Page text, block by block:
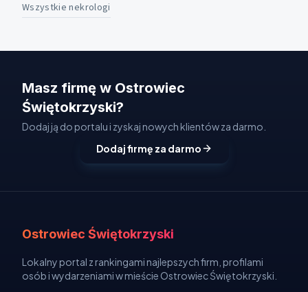
Wszystkie nekrologi
Masz firmę w Ostrowiec
Świętokrzyski?
Dodaj ją do portalu i zyskaj nowych klientów za darmo.
Dodaj firmę za darmo
Ostrowiec Świętokrzyski
Lokalny portal z rankingami najlepszych firm, profilami
osób i wydarzeniami w mieście Ostrowiec Świętokrzyski.